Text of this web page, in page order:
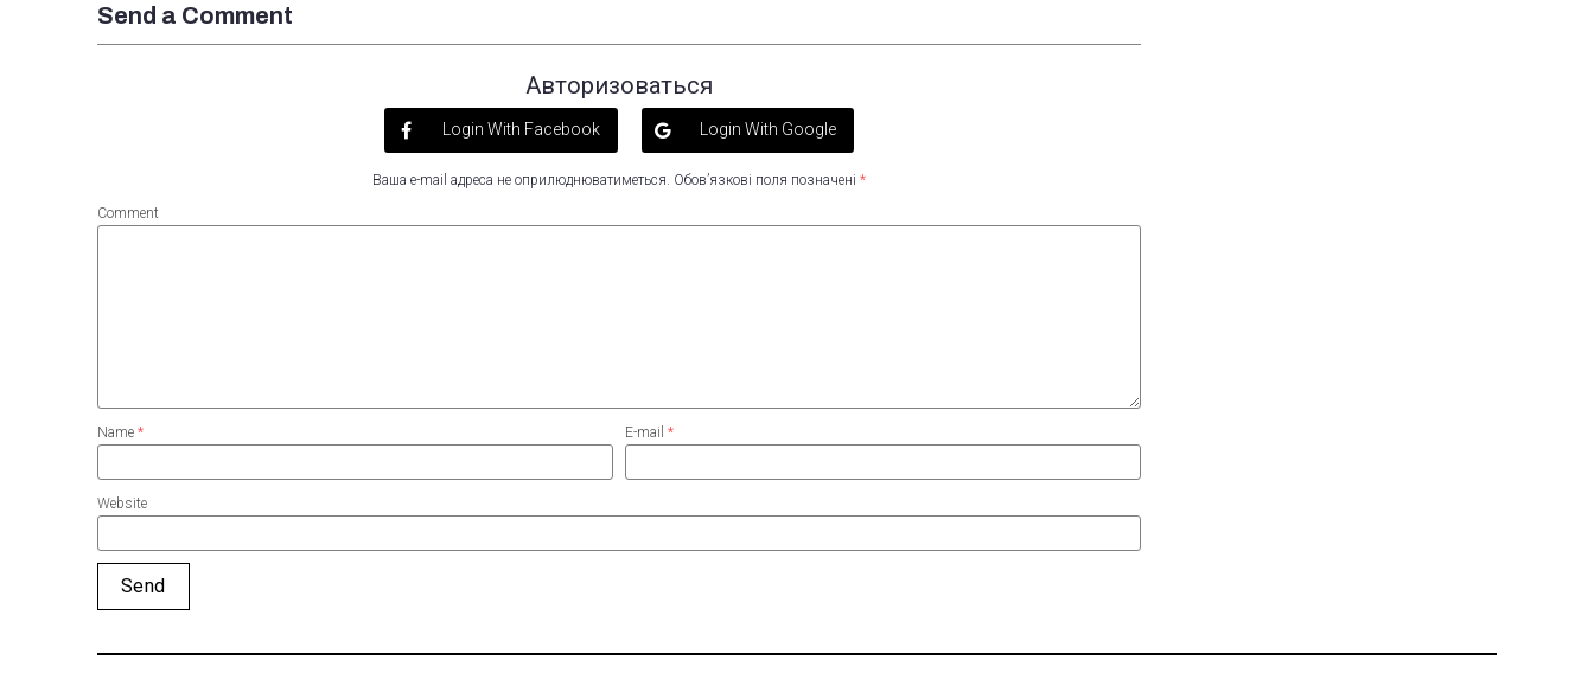
Send a Comment
Авторизоваться
Login With Facebook Login With Google
Ваша e-mail адреса не оприлюднюватиметься. Обов’язкові поля позначені *
Comment
Name * E-mail *
Website